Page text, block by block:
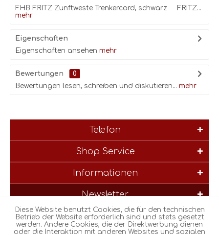
FHB FRITZ Zunftweste Trenkercord, schwarz FRITZ...
mehr
Eigenschaften
Eigenschaften ansehen mehr
Bewertungen
0
Bewertungen lesen, schreiben und diskutieren... mehr
Telefon
Shop Service
Informationen
Newsletter
* Alle Preise inkl. gesetzl. Mehrwertsteuer zzgl.Versandkostenund
ggf. Nachnahmegebühren, wenn nicht anders beschrieben
Diese Website benutzt Cookies, die für den technischen
Betrieb der Website erforderlich sind und stets gesetzt
werden. Andere Cookies, die der Direktwerbung dienen
oder die Interaktion mit anderen Websites und sozialen